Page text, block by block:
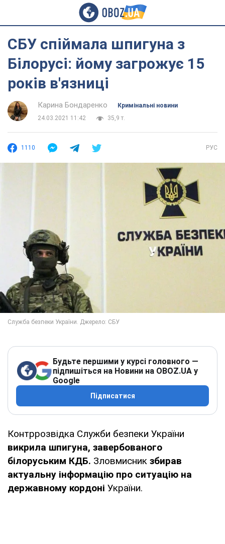
СБУ спіймала шпигуна з
Білорусі: йому загрожує 15
років в'язниці
Карина Бондаренко
Кримінальні новини
24.03.2021 11:42
35,9 т.
1110 РУС
Будьте першими у курсі головного —
підпишіться на Новини на OBOZ.UA у
Google
Підписатися
Контррозвідка Служби безпеки України
викрила шпигуна, завербованого
білоруським КДБ. Зловмисник збирав
актуальну інформацію про ситуацію на
державному кордоні України.